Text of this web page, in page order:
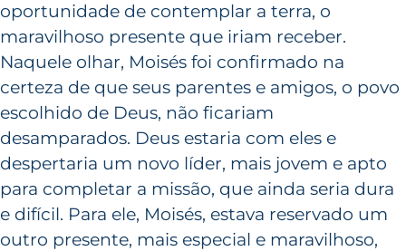
oportunidade de contemplar a terra, o
maravilhoso presente que iriam receber.
Naquele olhar, Moisés foi confirmado na
certeza de que seus parentes e amigos, o povo
escolhido de Deus, não ficariam
desamparados. Deus estaria com eles e
despertaria um novo líder, mais jovem e apto
para completar a missão, que ainda seria dura
e difícil. Para ele, Moisés, estava reservado um
outro presente, mais especial e maravilhoso,